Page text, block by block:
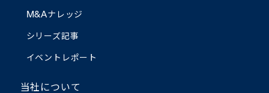
M&Aナレッジ
シリーズ記事
イベントレポート
当社について